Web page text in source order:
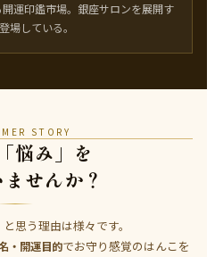
運印鑑市場。銀座サロンを展開す
場している。
STORY
悩み」を
せんか？
思う理由は様々です。
・開運目的でお守り感覚のはんこを